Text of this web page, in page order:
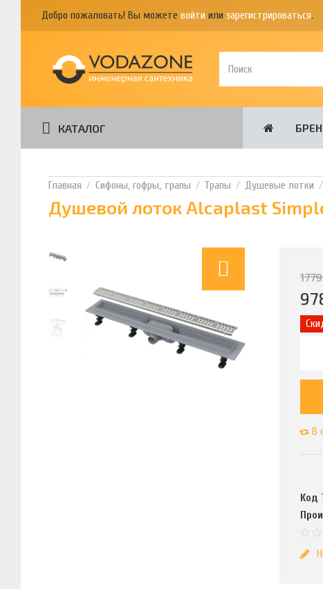
Добро пожаловать! Вы можете войти или зарегистрироваться.
КАТАЛОГ
Сифоны, гофры, трапы Трапы Душевые лотки
Душевой лоток Alcaplast
В
Код